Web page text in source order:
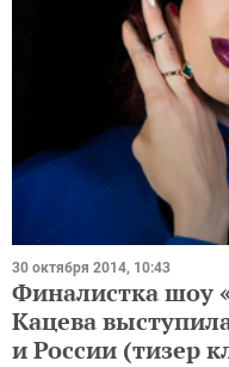
30 октября 2014, 10:43
Финалистка шоу
Кацева
и России (тизер